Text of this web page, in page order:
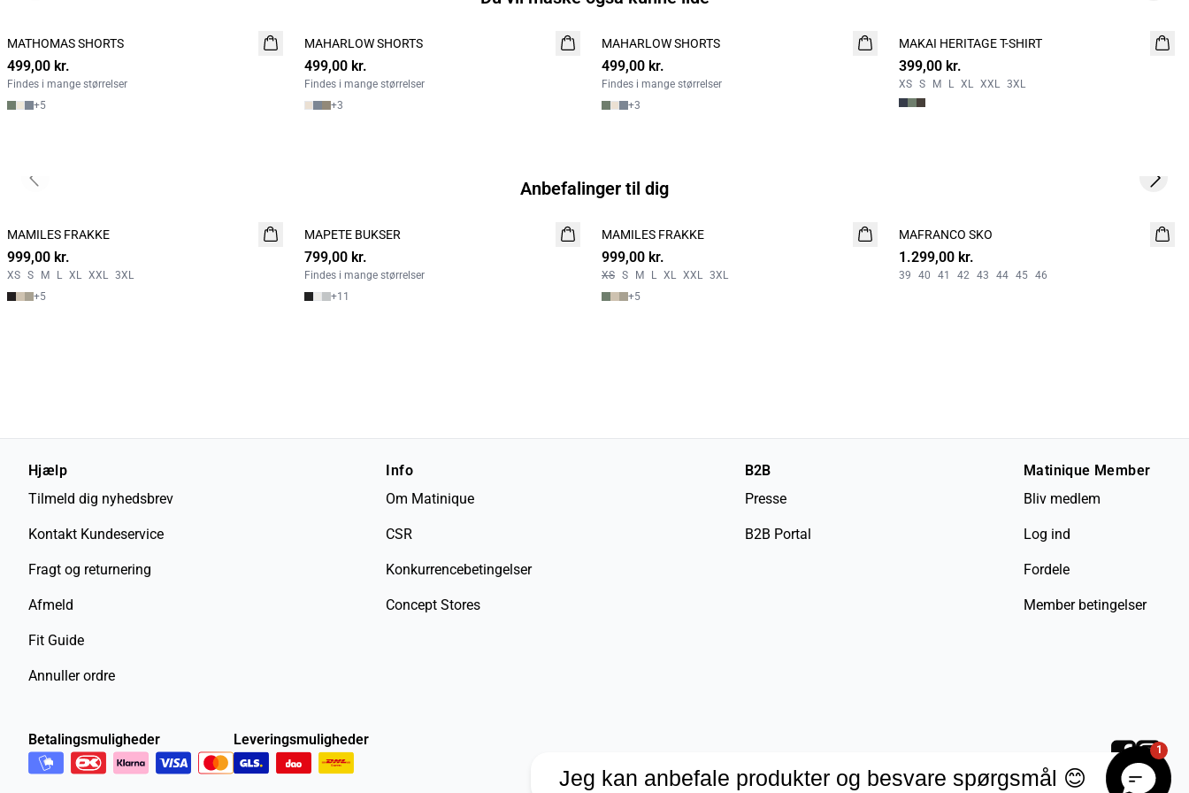
NYHED
2 FOR 800
MATHOMAS SHORTS
499,00 kr.
Findes i mange størrelser
+5
NYHED
2 FOR 800
MAHARLOW SHORTS
499,00 kr.
Findes i mange størrelser
+3
NYHED
2 FOR 800
MAHARLOW SHORTS
499,00 kr.
Findes i mange størrelser
+3
NYHED
MAKAI HERITAGE T-SHIRT
399,00 kr.
XS S M L XL XXL 3XL
Anbefalinger til dig
NYHED
MAMILES FRAKKE
999,00 kr.
XS S M L XL XXL 3XL
+5
NYHED
MAPETE BUKSER
799,00 kr.
Findes i mange størrelser
+11
NYHED
MAMILES FRAKKE
999,00 kr.
XS S M L XL XXL 3XL
+5
NYHED
MAFRANCO SKO
1.299,00 kr.
39 40 41 42 43 44 45 46
Previous slide Next
Hjælp
Tilmeld dig nyhedsbrev
Kontakt Kundeservice
Fragt og returnering
Afmeld
Fit Guide
Annuller ordre
Info
Om Matinique
CSR
Konkurrencebetingelser
Concept Stores
B2B
Presse
B2B Portal
Matinique Member
Bliv medlem
Log ind
Fordele
Member betingelser
Betalingsmuligheder Leveringsmuligheder
1
Jeg kan anbefale produkter og besvare spørgsmål 😊